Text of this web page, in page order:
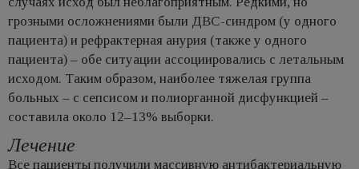
грозными осложнениями были ДВС-синдром (у одного
пациента) и рефрактерная анурия (также у одного
пациента) – обе ситуации ассоциировались с летальным
исходом. Таким образом, наиболее тяжелая группа
больных – с сепсисом и полиорганной дисфункцией –
составила около 12–13% выборки.
Лечение
Все пациенты получили массивную антибактериальную